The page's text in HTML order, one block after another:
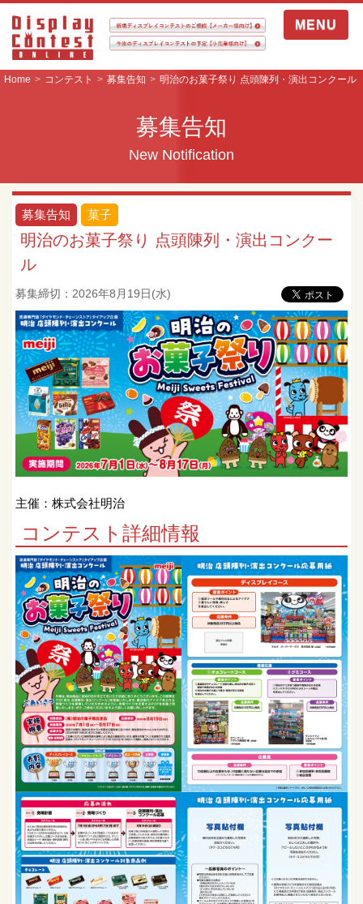
MENU
Home コンテスト 募集告知 明治のお菓子祭り 点頭陳列・演出コンクール
募集告知
New Notification
募集告知 菓子
明治のお菓子祭り 点頭陳列・演出コンクー
ル
募集締切：2026年8月19日(水)
主催：株式会社明治
コンテスト詳細情報